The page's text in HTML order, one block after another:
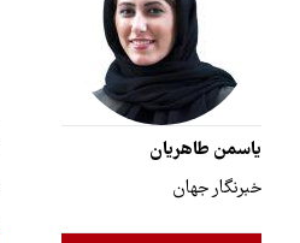
یاسمن طاهریان
خبرنگار جهان